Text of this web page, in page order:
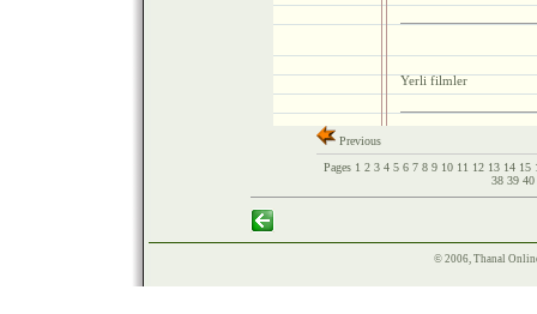
Yerli filmler
Previous
Pages 1 2 3 4 5 6 7 8 9 10 11 12 13 14 15
38 39 40
© 2006, Thanal